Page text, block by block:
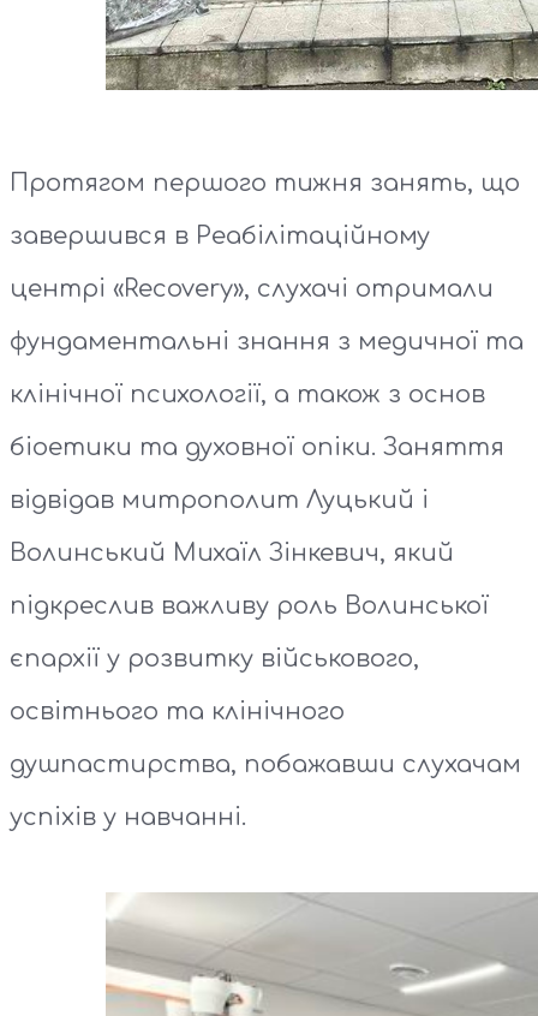
Протягом першого тижня занять, що
завершився в Реабілітаційному
центрі «Recovery», слухачі отримали
фундаментальні знання з медичної та
клінічної психології, а також з основ
біоетики та духовної опіки. Заняття
відвідав митрополит Луцький і
Волинський Михаїл Зінкевич, який
підкреслив важливу роль Волинської
єпархії у розвитку військового,
освітнього та клінічного
душпастирства, побажавши слухачам
успіхів у навчанні.